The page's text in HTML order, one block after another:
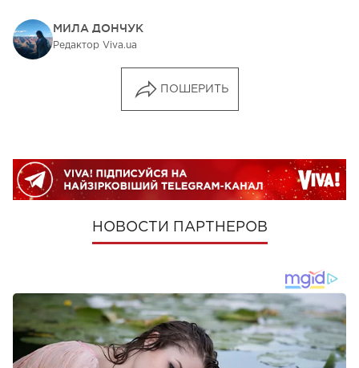
МИЛА ДОНЧУК
Редактор Viva.ua
ПОШЕРИТЬ
НОВОСТИ ПАРТНЕРОВ